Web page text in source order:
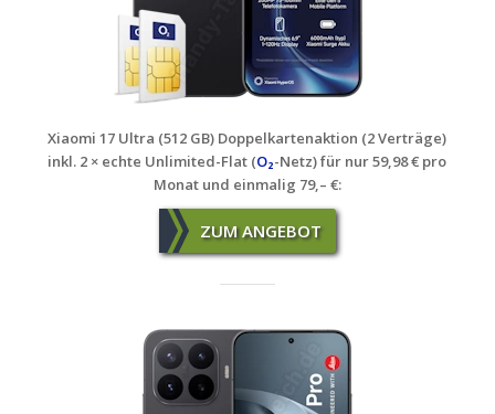
Xiaomi 17 Ultra (512 GB) Doppelkartenaktion (2 Verträge)
inkl. 2 × echte Unlimited-Flat (O₂-Netz) für nur 59,98 € pro
Monat und einmalig 79,– €:
ZUM ANGEBOT